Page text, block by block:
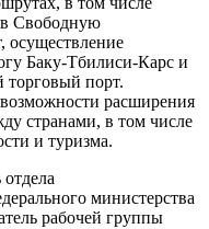
в Свободную
осуществление
Баку-Тбилиси-Карс и
порт.
расширения
странами, в том числе
и туризма.
министерства
рабочей группы